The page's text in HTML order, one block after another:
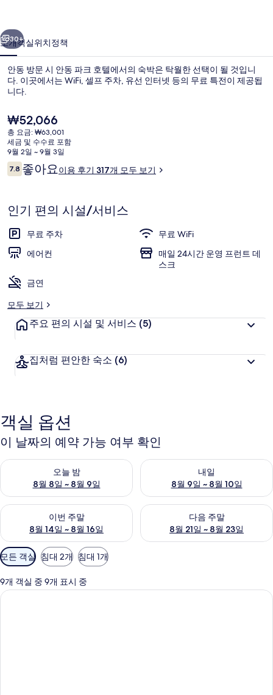
사
진
갤
러
리
숙박 시설 정면
30+
소개객실위치정책
안동 방문 시 안동 파크 호텔에서의 숙박은 탁월한 선택이 될 것입니
다. 이곳에서는 WiFi, 셀프 주차, 유선 인터넷 등의 무료 특전이 제공됩
니다.
현
재
가
격
은
₩52,066
₩52,066
총 요금: ₩63,001
세금 및 수수료 포함
9월 2일 ~ 9월 3일
이
용
기
7.810점 만점 중 7.8점.
좋아요이용 후기 317개 모두 보기
인기 편의 시설/서비스
무료 주차
무료 WiFi
에어컨
매일 24시간 운영 프런트 데
스크
금연
모두 보기
주요 편의 시설 및 서비스 (5)
집처럼 편안한 숙소 (6)
객실 옵션
이 날짜의 예약 가능 여부 확인
오늘 밤
8월 8일 ~ 8월 9일
오늘 밤 예약 가능 여부 확인, 8월 8일 ~ 8월 9일
내일
8월 9일 ~ 8월 10일
내일 예약 가능 여부 확인, 8월
이번 주말
8월 14일 ~ 8월 16일
이번 주말 예약 가능 여부 확인, 8월 14일 ~ 8월 16일
다음 주말
8월 21일 ~ 8월 23일
다음 주말 예약 가능 여부 확인
객
실
에
사
모든 객실 침대 2개 침대 1개
9개 객실 중 9개 표시 중